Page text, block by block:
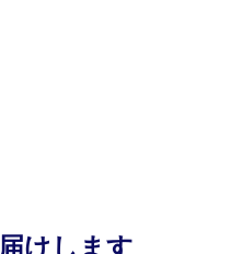
けします